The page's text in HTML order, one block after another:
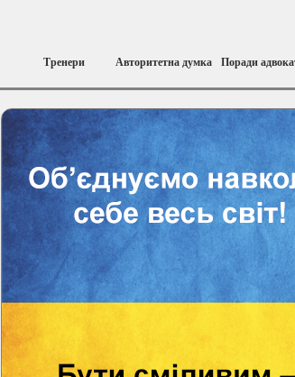
Тренери Авторитетна думка Поради